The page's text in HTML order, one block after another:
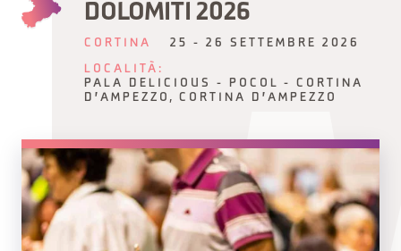
DOLOMITI 2026
CORTINA 25 - 26 SETTEMBRE 2026
LOCALITÀ:
PALA DELICIOUS - POCOL - CORTINA
D'AMPEZZO, CORTINA D'AMPEZZO